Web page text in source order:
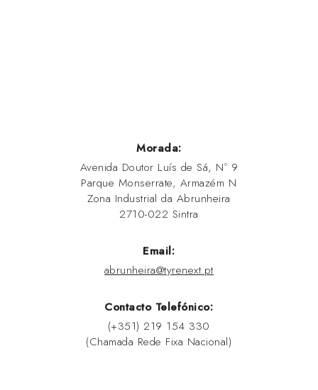
Morada:
Avenida Doutor Luís de Sá, Nº 9
Parque Monserrate, Armazém N
Zona Industrial da Abrunheira
2710-022 Sintra
Email:
abrunheira@tyrenext.pt
Contacto Telefónico:
(+351) 219 154 330
(Chamada Rede Fixa Nacional)